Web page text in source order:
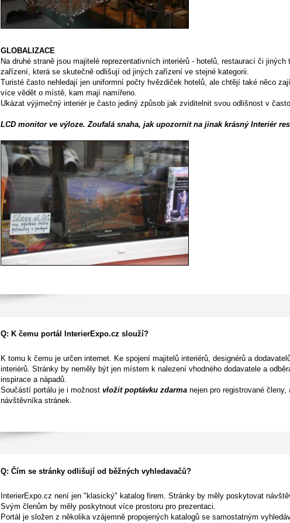
GLOBALIZACE
Na druhé straně jsou majitelé reprezentativních interiérů - hotelů, restaurací či
zařízení, která se skutečně odlišují od jiných zařízení ve stejné kategorii.
Turisté často nehledají jen uniformní počty hvězdiček hotelů, ale chtějí také něco
více vědět o místě, kam mají namířeno.
Ukázat výjimečný interiér je často jediný způsob jak zviditelnit svou odlišnost v
LCD monitor ve výloze. Zoufalá snaha, jak upozornit na jinak krásný Interiér
Q: K čemu portál InterierExpo.cz slouží?
K tomu k čemu je určen internet. Ke spojení majitelů interiérů, designérů a
interiérů. Stránky by neměly být jen místem k nalezení vhodného dodavatele a
inspirace a nápadů.
Součástí portálu je i možnost vložit poptávku zdarma nejen pro registrované členy,
návštěvníka stránek.
Q: Čím se stránky odlišují od běžných vyhledavačů?
InterierExpo.cz není jen "klasický" katalog firem. Stránky by měly poskytovat
Svým členům by měly poskytnout více prostoru pro prezentaci.
Portál je složen z několika vzájemně propojených katalogů se samostatným